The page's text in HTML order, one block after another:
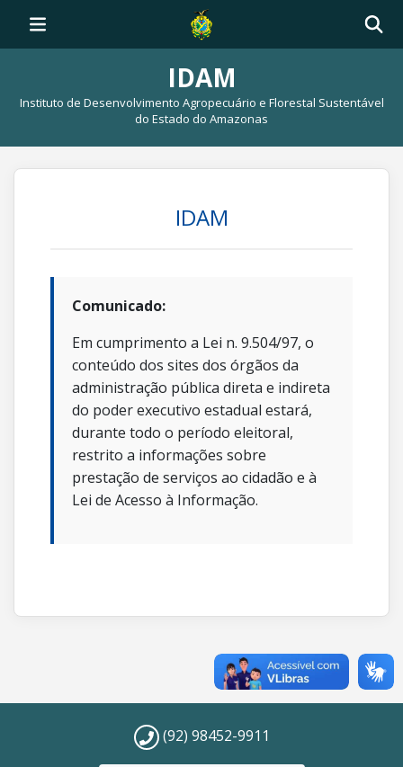
IDAM
Instituto de Desenvolvimento Agropecuário e Florestal Sustentável
do Estado do Amazonas
IDAM
Comunicado:
Em cumprimento a Lei n. 9.504/97, o
conteúdo dos sites dos órgãos da
administração pública direta e indireta
do poder executivo estadual estará,
durante todo o período eleitoral,
restrito a informações sobre
prestação de serviços ao cidadão e à
Lei de Acesso à Informação.
(92) 98452-9911